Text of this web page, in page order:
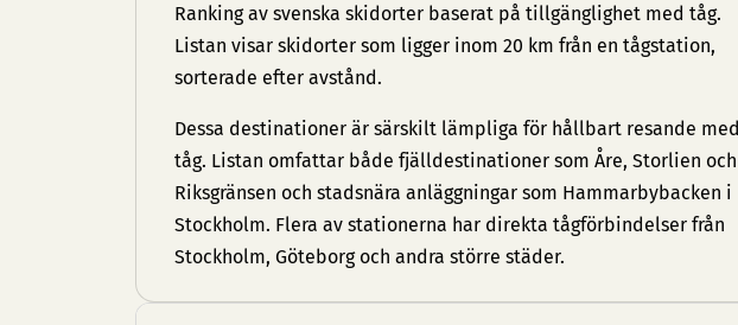
Ranking av svenska skidorter baserat på tillgänglighet med tåg.
Listan visar skidorter som ligger inom 20 km från en tågstation,
sorterade efter avstånd.
Dessa destinationer är särskilt lämpliga för hållbart resande med
tåg. Listan omfattar både fjälldestinationer som Åre, Storlien och
Riksgränsen och stadsnära anläggningar som Hammarbybacken i
Stockholm. Flera av stationerna har direkta tågförbindelser från
Stockholm, Göteborg och andra större städer.